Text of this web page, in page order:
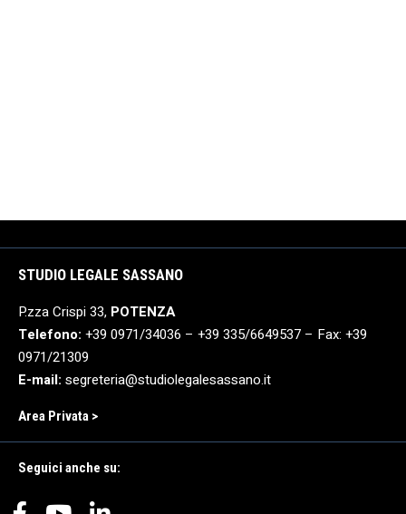
STUDIO LEGALE SASSANO
P.zza Crispi 33, POTENZA
Telefono: +39 0971/34036 – +39 335/6649537 – Fax: +39
0971/21309
E-mail: segreteria@studiolegalesassano.it
Area Privata >
Seguici anche su: